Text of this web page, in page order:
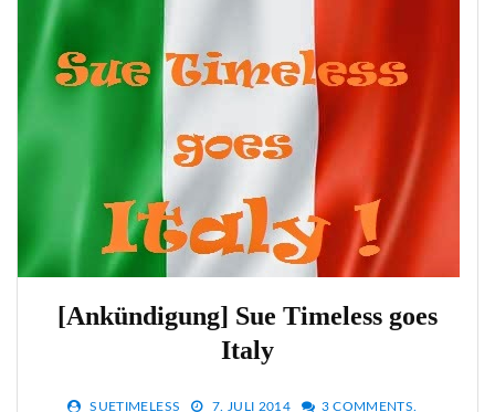
[Ankündigung] Sue Timeless goes
Italy
SUETIMELESS 7. JULI 2014 3 COMMENTS.